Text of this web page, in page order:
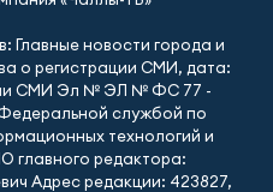
Главные новости города и
о регистрации СМИ, дата:
СМИ Эл № ЭЛ № ФС 77 -
Федеральной службой по
технологий и
главного редактора:
Адрес редакции: 423827,